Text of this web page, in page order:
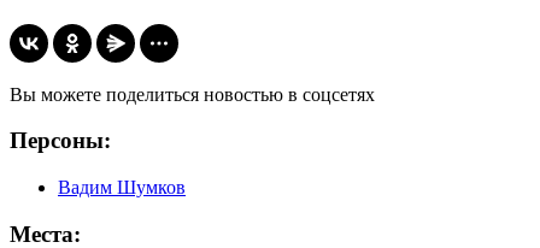
Вы можете поделиться новостью в соцсетях
Персоны:
Вадим Шумков
Места: